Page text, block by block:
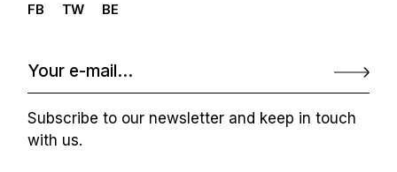
FB TW BE
Subscribe to our newsletter and keep in touch
with us.